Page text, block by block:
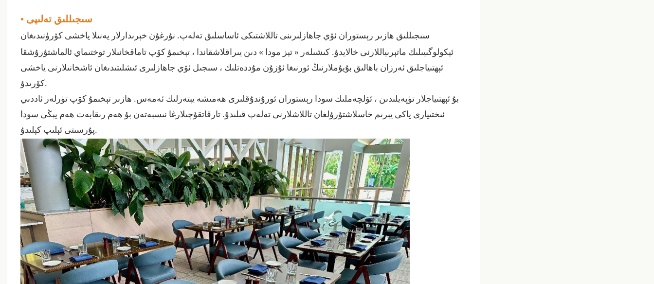
• سىجىللىق تەلىپى
سىجىللىق ھازىر رېستوران ئۆي جاھازلىرىنى تاللاشتىكى ئاساسلىق تەلەپ. نۇرغۇن خېرىدارلار يەنىلا ياخشى كۆرۈنىدىغان
ئېكولوگىيىلىك ماتېرىياللارنى خالايدۇ. كىشىلەر « تېز مودا » دىن يىراقلاشقاندا ،تېخىمۇ كۆپ تاماقخانىلار توختىماي ئالماشتۇرۇشقا
ئېھتىياجلىق ئەرزان باھالىق بۇيۇملارنىڭ ئورنىغا ئۇزۇن مۇددەتلىك ، سىجىل ئۆي جاھازلىرى ئىشلىتىدىغان ئاشخانىلارنى ياخشى
كۆرىدۇ.
بۇ ئېھتىياجلار تۈپەيلىدىن ، ئۆلچەملىك سودا رېستوران ئورۇندۇقلىرى ھەمىشە يېتەرلىك ئەمەس. ھازىر تېخىمۇ كۆپ تۈرلەر ئاددىي
ئىختىيارى ياكى يېرىم خاسلاشتۇرۇلغان تاللاشلارنى تەلەپ قىلىدۇ. تارقاتقۇچىلارغا نىسبەتەن بۇ ھەم رىقابەت ھەم يېڭى سودا
پۇرسىتى ئېلىپ كېلىدۇ.